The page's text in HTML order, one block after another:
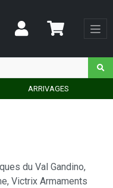
ARRIVAGES
du Val Gandino,
Victrix Armaments